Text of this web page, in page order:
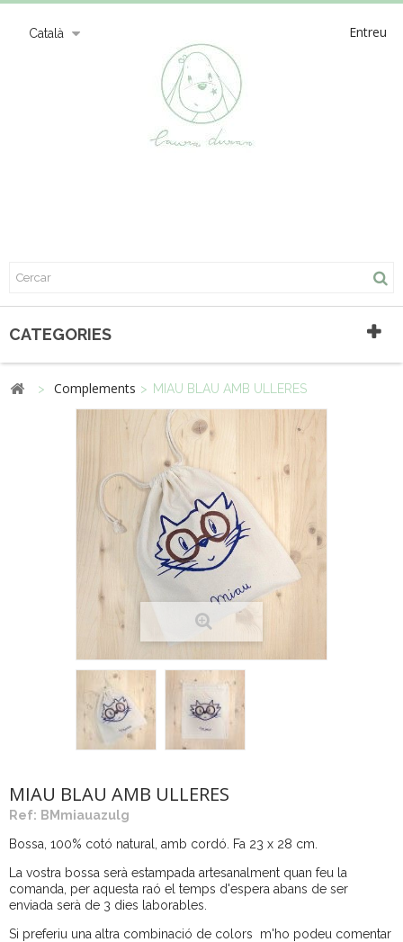
Català Entreu
CATEGORIES
> Complements > MIAU BLAU AMB ULLERES
MIAU BLAU AMB ULLERES
Ref: BMmiauazulg
Bossa, 100% cotó natural, amb cordó. Fa 23 x 28 cm.
La vostra bossa serà estampada artesanalment quan feu la
comanda, per aquesta raó el temps d'espera abans de ser
enviada serà de 3 dies laborables.
Si preferiu una altra combinació de colors m'ho podeu comentar